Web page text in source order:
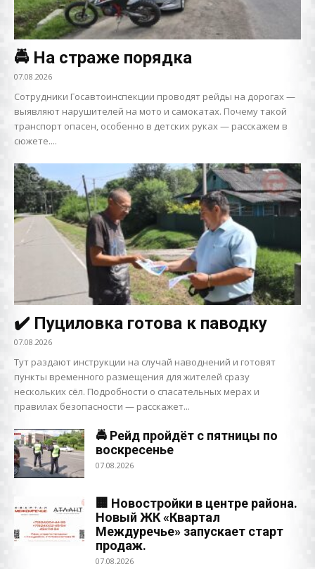
🚔 На страже порядка
07.08.2026
Сотрудники Госавтоинспекции проводят рейды на дорогах —
выявляют нарушителей на мото и самокатах. Почему такой
транспорт опасен, особенно в детских руках — расскажем в
сюжете....
✔️ Пуциловка готова к паводку
07.08.2026
Тут раздают инструкции на случай наводнений и готовят
пункты временного размещения для жителей сразу
нескольких сёл. Подробности о спасательных мерах и
правилах безопасности — расскажет...
🚔 Рейд пройдёт с пятницы по
воскресенье
07.08.2026
🏢 Новостройки в центре района.
Новый ЖК «Квартал
Междуречье» запускает старт
продаж.
07.08.2026